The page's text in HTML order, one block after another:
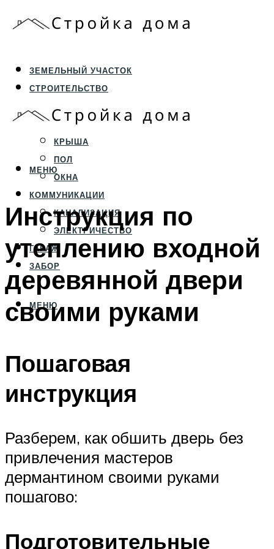
ЗЕМЕЛЬНЫЙ УЧАСТОК
СТРОИТЕЛЬСТВО
ФУНДАМЕНТ И ЦОКОЛЬ
ПЕРЕКРЫТИЯ И СТЕНЫ
КРЫША
ПОЛ
ОКНА
КОММУНИКАЦИИ
КАНАЛИЗАЦИЯ
ЭЛЕКТРИЧЕСТВО
ГАРАЖ
ЗАБОР
МЕНЮ
МЕНЮ
Инструкция по
утеплению входной
деревянной двери
своими руками
Пошаговая
инструкция
Разберем, как обшить дверь без
привлечения мастеров
дермантином своими руками
пошагово:
Подготовительные